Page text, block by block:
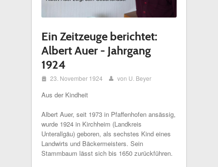
Ein Zeitzeuge berichtet:
Albert Auer - Jahrgang
1924
i 23. November 1924 x von U. Beyer
Aus der Kindheit
Albert Auer, seit 1973 in Pfaffenhofen ansässig,
wurde 1924 in Kirchheim (Landkreis
Unterallgäu) geboren, als sechstes Kind eines
Landwirts und Bäckermeisters. Sein
Stammbaum lässt sich bis 1650 zurückführen.